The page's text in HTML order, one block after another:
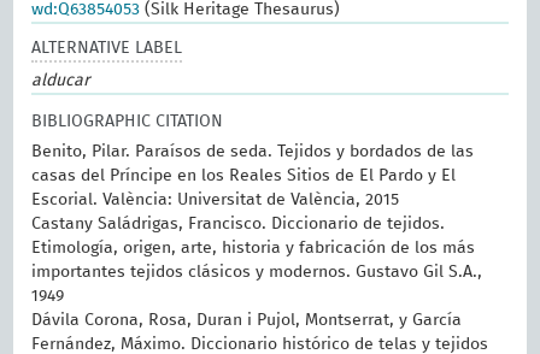
wd:Q63854053 (Silk Heritage Thesaurus)
ALTERNATIVE LABEL
alducar
BIBLIOGRAPHIC CITATION
Benito, Pilar. Paraísos de seda. Tejidos y bordados de las
casas del Príncipe en los Reales Sitios de El Pardo y El
Escorial. València: Universitat de València, 2015
Castany Saládrigas, Francisco. Diccionario de tejidos.
Etimología, origen, arte, historia y fabricación de los más
importantes tejidos clásicos y modernos. Gustavo Gil S.A.,
1949
Dávila Corona, Rosa, Duran i Pujol, Montserrat, y García
Fernández, Máximo. Diccionario histórico de telas y tejidos